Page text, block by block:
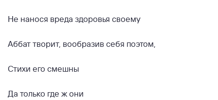
Не нанося вреда здоровья своему
Аббат творит, вообразив себя поэтом,
Стихи его смешны
Да только где ж они